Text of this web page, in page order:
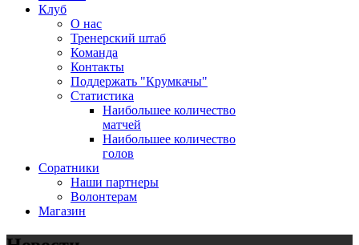
Клуб
О нас
Тренерский штаб
Команда
Контакты
Поддержать "Крумкачы"
Статистика
Наибольшее количество
матчей
Наибольшее количество
голов
Соратники
Наши партнеры
Волонтерам
Магазин